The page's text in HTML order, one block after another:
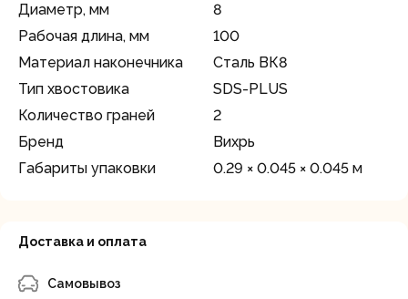
Диаметр, мм
8
Рабочая длина, мм
100
Материал наконечника
Сталь ВК8
Тип хвостовика
SDS-PLUS
Количество граней
2
Бренд
Вихрь
Габариты упаковки
0.29 × 0.045 × 0.045 м
Доставка и оплата
Самовывоз